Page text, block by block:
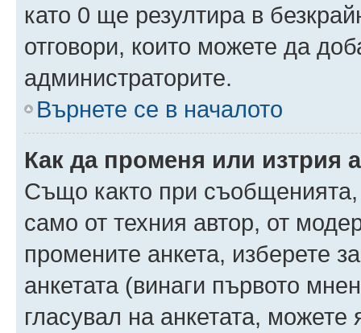
като 0 ще резултира в
отговори, които можете да
администраторите.
Върнете се в началото
Как да променя или изтрия
Също както при съобщенията,
само от техния автор, от
промените анкета, изберете
анкетата (винаги първото
гласувал на анкетата,